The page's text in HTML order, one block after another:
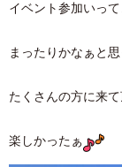
イベント参加いっ
まったりかなぁと
たくさんの方に来
楽しかったぁ